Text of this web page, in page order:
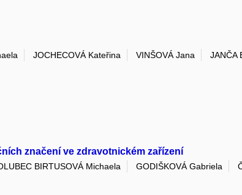
JOCHECOVÁ Kateřina VINŠOVÁ Jana JANČA
značení ve zdravotnickém zařízení
BIRTUSOVÁ Michaela GODIŠKOVÁ Gabriela